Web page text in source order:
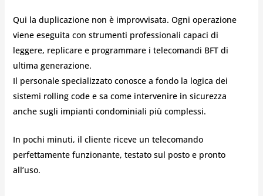
Qui la duplicazione non è improvvisata. Ogni operazione
viene eseguita con strumenti professionali capaci di
leggere, replicare e programmare i telecomandi BFT di
ultima generazione.
Il personale specializzato conosce a fondo la logica dei
sistemi rolling code e sa come intervenire in sicurezza
anche sugli impianti condominiali più complessi.
In pochi minuti, il cliente riceve un telecomando
perfettamente funzionante, testato sul posto e pronto
all’uso.